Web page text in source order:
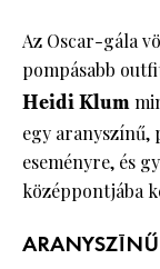
Az Oscar-gála
pompásabb
Heidi Klum
egy aranyszínű,
eseményre, és
középpontjába
ARANYSZÍNŰ